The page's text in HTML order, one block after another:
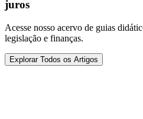
juros
Acesse nosso acervo de guias
legislação e finanças.
Explorar Todos os Artigos